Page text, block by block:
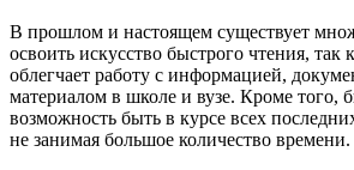
В прошлом и настоящем существует
освоить искусство быстрого чтения, так
облегчает работу с информацией,
материалом в школе и вузе. Кроме того,
возможность быть в курсе всех
не занимая большое количество времени.